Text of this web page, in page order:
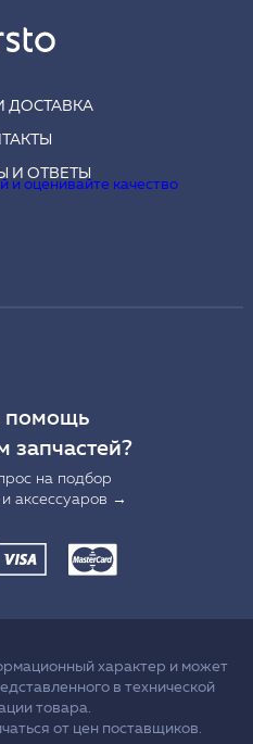
ДОСТАВКА
И ОТВЕТЫ
помощь
запчастей?
на подбор
и аксессуаров →
характер и может
в технической
товара.
от цен поставщиков.